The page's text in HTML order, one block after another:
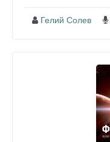
Гелий Солев